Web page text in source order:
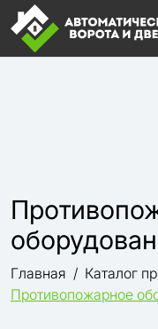
Главная
Каталог
Противопожарное